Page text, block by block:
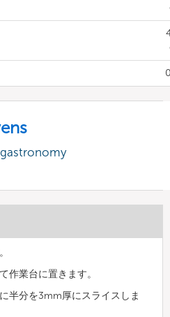
作業台に置きます。
半分を3mm厚にスライスしま